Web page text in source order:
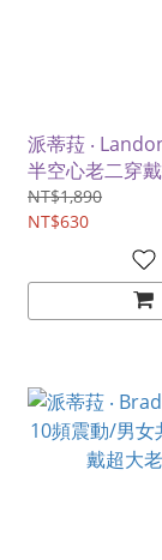
派蒂菈 ‧
半空心老二穿
質柔順彈滑﹝短
星﹞黑色
NT$1,890
NT$630